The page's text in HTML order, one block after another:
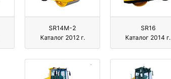
SR14M-2
Каталог 2012 г.
SR16
Каталог 2014 г.